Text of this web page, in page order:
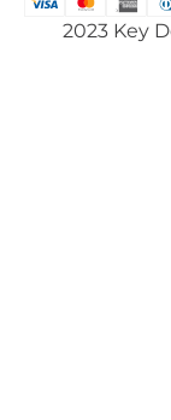
2023 Key